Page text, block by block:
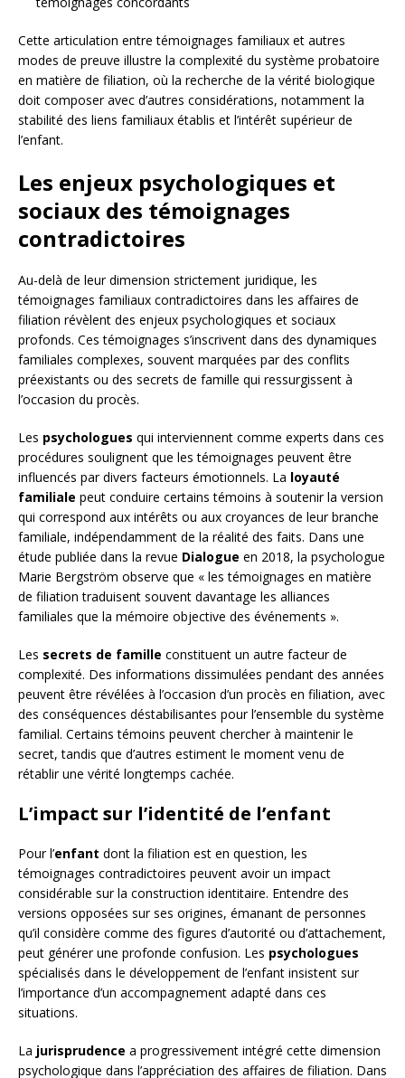
Cette articulation entre témoignages familiaux et autres
modes de preuve illustre la complexité du système probatoire
en matière de filiation, où la recherche de la vérité biologique
doit composer avec d’autres considérations, notamment la
stabilité des liens familiaux établis et l’intérêt supérieur de
l’enfant.
Les enjeux psychologiques et
sociaux des témoignages
contradictoires
Au-delà de leur dimension strictement juridique, les
témoignages familiaux contradictoires dans les affaires de
filiation révèlent des enjeux psychologiques et sociaux
profonds. Ces témoignages s’inscrivent dans des dynamiques
familiales complexes, souvent marquées par des conflits
préexistants ou des secrets de famille qui ressurgissent à
l’occasion du procès.
Les psychologues qui interviennent comme experts dans ces
procédures soulignent que les témoignages peuvent être
influencés par divers facteurs émotionnels. La loyauté
familiale peut conduire certains témoins à soutenir la version
qui correspond aux intérêts ou aux croyances de leur branche
familiale, indépendamment de la réalité des faits. Dans une
étude publiée dans la revue Dialogue en 2018, la psychologue
Marie Bergström observe que « les témoignages en matière
de filiation traduisent souvent davantage les alliances
familiales que la mémoire objective des événements ».
Les secrets de famille constituent un autre facteur de
complexité. Des informations dissimulées pendant des années
peuvent être révélées à l’occasion d’un procès en filiation, avec
des conséquences déstabilisantes pour l’ensemble du système
familial. Certains témoins peuvent chercher à maintenir le
secret, tandis que d’autres estiment le moment venu de
rétablir une vérité longtemps cachée.
L’impact sur l’identité de l’enfant
Pour l’enfant dont la filiation est en question, les
témoignages contradictoires peuvent avoir un impact
considérable sur la construction identitaire. Entendre des
versions opposées sur ses origines, émanant de personnes
qu’il considère comme des figures d’autorité ou d’attachement,
peut générer une profonde confusion. Les psychologues
spécialisés dans le développement de l’enfant insistent sur
l’importance d’un accompagnement adapté dans ces
situations.
La jurisprudence a progressivement intégré cette dimension
psychologique dans l’appréciation des affaires de filiation. Dans